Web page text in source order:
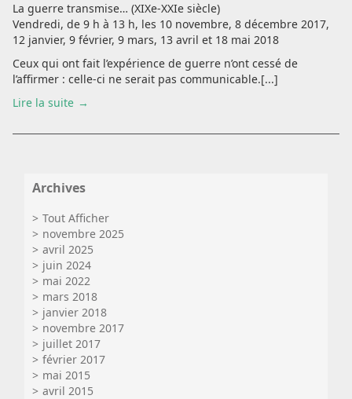
La guerre transmise… (XIXe-XXIe siècle)
Vendredi, de 9 h à 13 h, les 10 novembre, 8 décembre 2017,
12 janvier, 9 février, 9 mars, 13 avril et 18 mai 2018
Ceux qui ont fait l’expérience de guerre n’ont cessé de
l’affirmer : celle-ci ne serait pas communicable.[...]
Lire la suite
Archives
Tout Afficher
novembre 2025
avril 2025
juin 2024
mai 2022
mars 2018
janvier 2018
novembre 2017
juillet 2017
février 2017
mai 2015
avril 2015